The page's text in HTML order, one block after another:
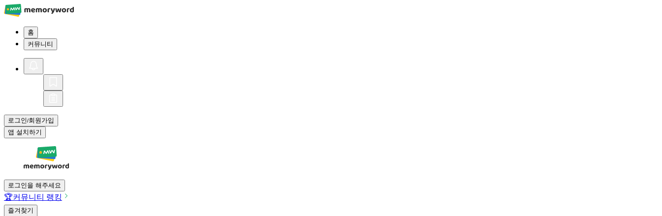
홈
커뮤니티
로그인/회원가입
앱 설치하기
로그인을 해주세요
🏆커뮤니티 랭킹
즐겨찾기